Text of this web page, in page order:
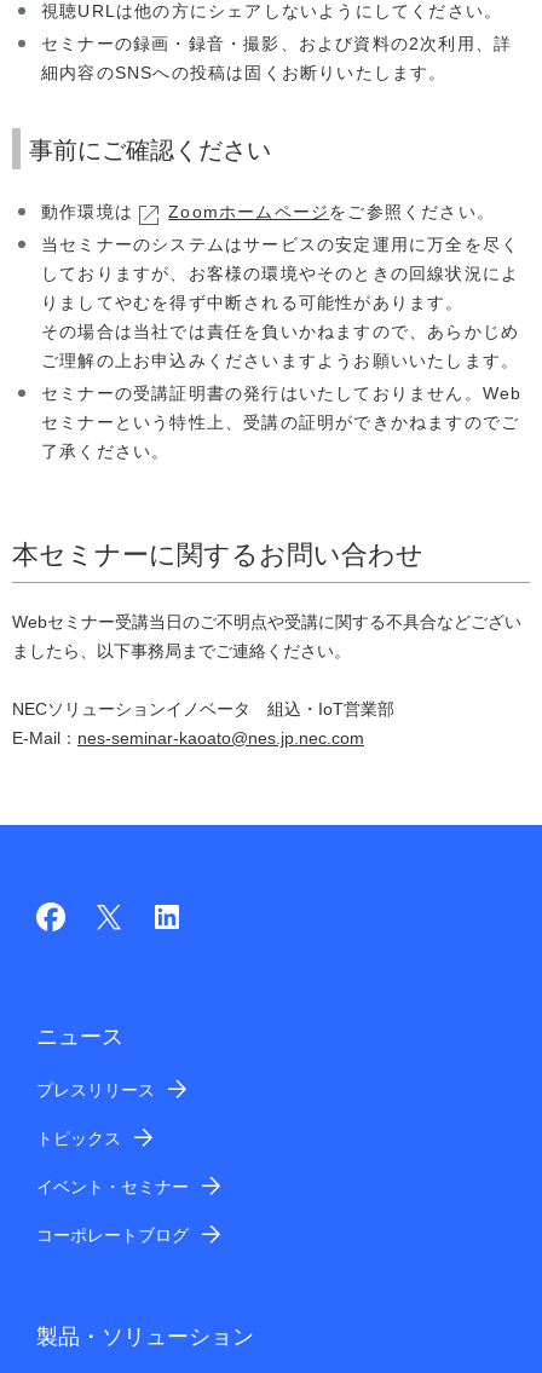
視聴URLは他の方にシェアしないようにしてください。
セミナーの録画・録音・撮影、および資料の2次利用、詳
細内容のSNSへの投稿は固くお断りいたします。
事前にご確認ください
動作環境は Zoomホームページをご参照ください。
当セミナーのシステムはサービスの安定運用に万全を尽く
しておりますが、お客様の環境やそのときの回線状況によ
りましてやむを得ず中断される可能性があります。
その場合は当社では責任を負いかねますので、あらかじめ
ご理解の上お申込みくださいますようお願いいたします。
セミナーの受講証明書の発行はいたしておりません。Web
セミナーという特性上、受講の証明ができかねますのでご
了承ください。
本セミナーに関するお問い合わせ
Webセミナー受講当日のご不明点や受講に関する不具合などござい
ましたら、以下事務局までご連絡ください。
NECソリューションイノベータ 組込・IoT営業部
E-Mail： nes-seminar-kaoato@nes.jp.nec.com
ニュース
プレスリリース
トピックス
イベント・セミナー
コーポレートブログ
製品・ソリューション